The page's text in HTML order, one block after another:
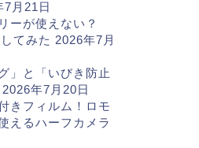
7月21日
ーが使えない？
てみた 2026年7月
」と「いびき防止
2026年7月20日
きフィルム！ロモ
えるハーフカメラ